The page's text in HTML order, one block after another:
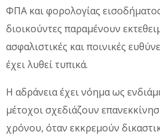
ΦΠΑ και φορολογίας
διοικούντες παραμένουν
ασφαλιστικές και ποινικές
έχει λυθεί τυπικά.
Η αδράνεια έχει νόημα ως
μέτοχοι σχεδιάζουν
χρόνου, όταν εκκρεμούν